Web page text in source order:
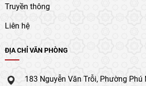
Truyền thông
Liên hệ
ĐỊA CHỈ VĂN PHÒNG
183 Nguyễn Văn Trỗi, Phường Phú